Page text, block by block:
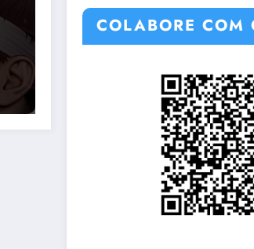
COLABORE COM